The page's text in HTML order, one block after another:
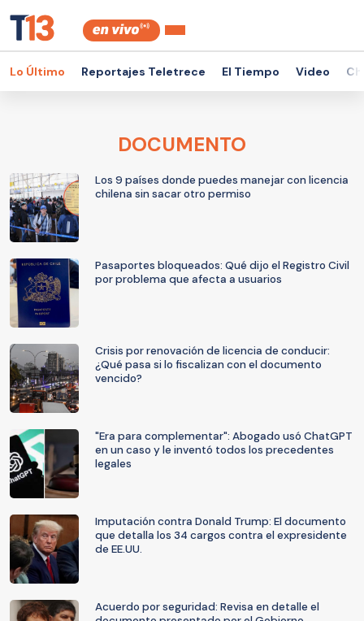
Lo Último Reportajes Teletrece El Tiempo Video
DOCUMENTO
Los 9 países donde puedes manejar con licencia
chilena sin sacar otro permiso
Pasaportes bloqueados: Qué dijo el Registro Civil
por problema que afecta a usuarios
Crisis por renovación de licencia de conducir:
¿Qué pasa si lo fiscalizan con el documento
vencido?
"Era para complementar": Abogado usó ChatGPT
en un caso y le inventó todos los precedentes
legales
Imputación contra Donald Trump: El documento
que detalla los 34 cargos contra el expresidente
de EE.UU.
Acuerdo por seguridad: Revisa en detalle el